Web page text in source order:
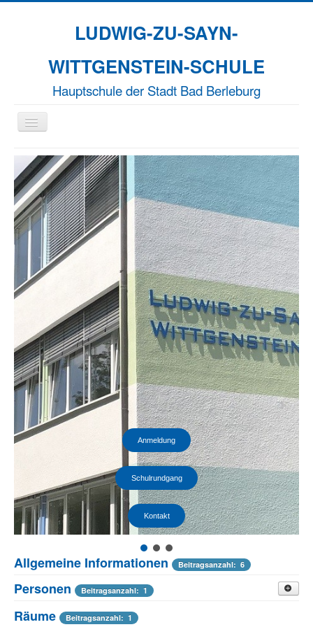
LUDWIG-ZU-SAYN-
WITTGENSTEIN-SCHULE
Hauptschule der Stadt Bad Berleburg
Navigation
an/aus
Aktuelles
Unsere Schule
Naturparkschule
Erasmus+
EFFORT-A
Termine
Anmeldung
Schulrundgang
Kontakt
Allgemeine Informationen Beitragsanzahl: 6
Personen Beitragsanzahl: 1
Lehrer Beitragsanzahl: 2
Räume Beitragsanzahl: 1